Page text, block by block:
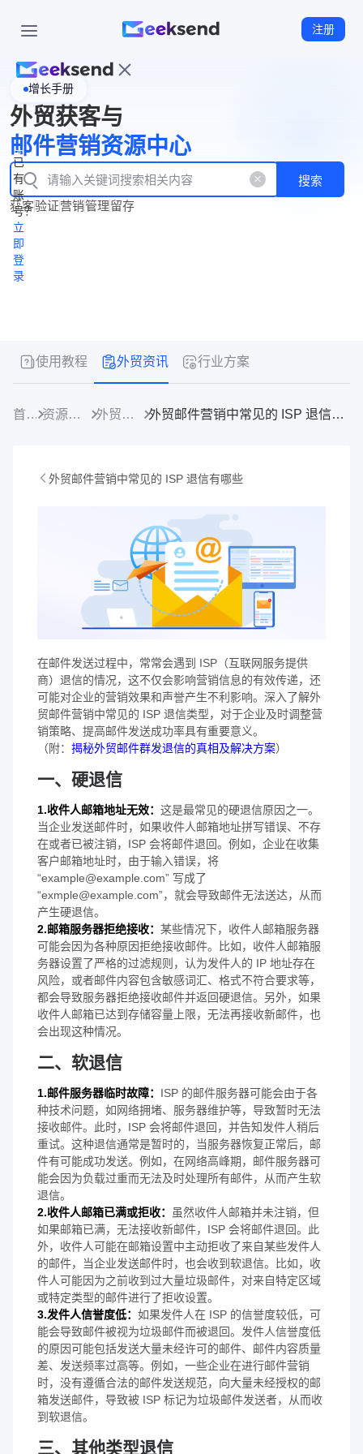
注册
页
WhatsApp
企业号
New
产
品
功
能
产
品
价
格
资
源
中
心
立
即
注
册
已
有
账
号？
立
即
登
录
增长手册
外贸获客与
邮件营销资源中心
搜索
获客验证营销管理留存
使用教程 外贸资讯 行业方案
首页 资源中心 外贸资讯 外贸邮件营销中常见的 ISP 退信有哪些
外贸邮件营销中常见的 ISP 退信有哪些
在邮件发送过程中，常常会遇到 ISP（互联网服务提供
商）退信的情况，这不仅会影响营销信息的有效传递，还
可能对企业的营销效果和声誉产生不利影响。深入了解外
贸邮件营销中常见的 ISP 退信类型，对于企业及时调整营
销策略、提高邮件发送成功率具有重要意义。
（附： 揭秘外贸邮件群发退信的真相及解决方案）
一、硬退信
1.收件人邮箱地址无效： 这是最常见的硬退信原因之一。
当企业发送邮件时，如果收件人邮箱地址拼写错误、不存
在或者已被注销，ISP 会将邮件退回。例如，企业在收集
客户邮箱地址时，由于输入错误，将
“example@example.com” 写成了
“exmple@example.com”，就会导致邮件无法送达，从而
产生硬退信。
2.邮箱服务器拒绝接收： 某些情况下，收件人邮箱服务器
可能会因为各种原因拒绝接收邮件。比如，收件人邮箱服
务器设置了严格的过滤规则，认为发件人的 IP 地址存在
风险，或者邮件内容包含敏感词汇、格式不符合要求等，
都会导致服务器拒绝接收邮件并返回硬退信。另外，如果
收件人邮箱已达到存储容量上限，无法再接收新邮件，也
会出现这种情况。
二、软退信
1.邮件服务器临时故障： ISP 的邮件服务器可能会由于各
种技术问题，如网络拥堵、服务器维护等，导致暂时无法
接收邮件。此时，ISP 会将邮件退回，并告知发件人稍后
重试。这种退信通常是暂时的，当服务器恢复正常后，邮
件有可能成功发送。例如，在网络高峰期，邮件服务器可
能会因为负载过重而无法及时处理所有邮件，从而产生软
退信。
2.收件人邮箱已满或拒收：
虽然收件人邮箱并未注销，但
如果邮箱已满，无法接收新邮件，ISP 会将邮件退回。此
外，收件人可能在邮箱设置中主动拒收了来自某些发件人
的邮件，当企业发送邮件时，也会收到软退信。比如，收
件人可能因为之前收到过大量垃圾邮件，对来自特定区域
或特定类型的邮件进行了拒收设置。
3.发件人信誉度低： 如果发件人在 ISP 的信誉度较低，可
能会导致邮件被视为垃圾邮件而被退回。发件人信誉度低
的原因可能包括发送大量未经许可的邮件、邮件内容质量
差、发送频率过高等。例如，一些企业在进行邮件营销
时，没有遵循合法的邮件发送规范，向大量未经授权的邮
箱发送邮件，导致被 ISP 标记为垃圾邮件发送者，从而收
到软退信。
三、其他类型退信